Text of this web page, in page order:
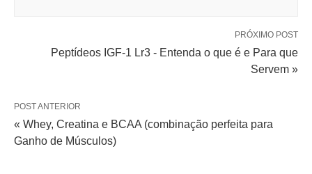
PRÓXIMO POST
Peptídeos IGF-1 Lr3 - Entenda o que é e Para que
Servem »
POST ANTERIOR
« Whey, Creatina e BCAA (combinação perfeita para
Ganho de Músculos)